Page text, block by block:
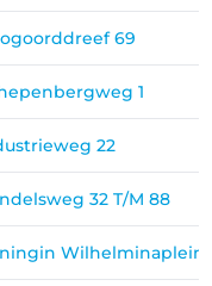
69
1
22
32 T/M 88
Wilhelminaplein